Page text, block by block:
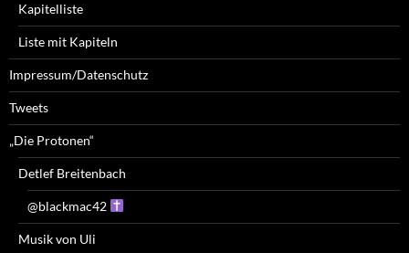
Kapitelliste
Liste mit Kapiteln
Impressum/Datenschutz
Tweets
„Die Protonen“
Detlef Breitenbach
@blackmac42
Musik von Uli